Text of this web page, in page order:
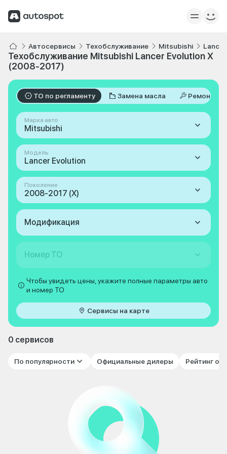
Автосервисы Техобслуживание Mitsubishi
Техобслуживание Mitsubishi Lancer Evolution X
(2008-2017)
ТО по регламенту Замена масла Ремонт
Марка авто
Mitsubishi
Модель
Lancer Evolution
Поколение
2008-2017 (X)
Модификация
Номер ТО
Чтобы увидеть цены, укажите полные параметры авто
и номер ТО
Сервисы на карте
0 сервисов
По популярности Официальные дилеры Рейтинг